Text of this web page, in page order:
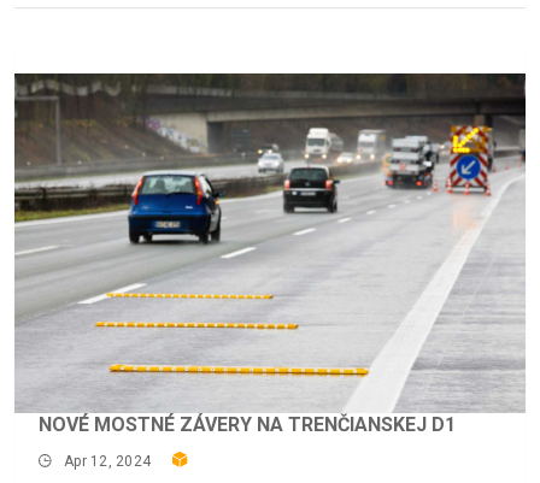
NOVÉ MOSTNÉ ZÁVERY NA TRENČIANSKEJ D1
Apr 12, 2024